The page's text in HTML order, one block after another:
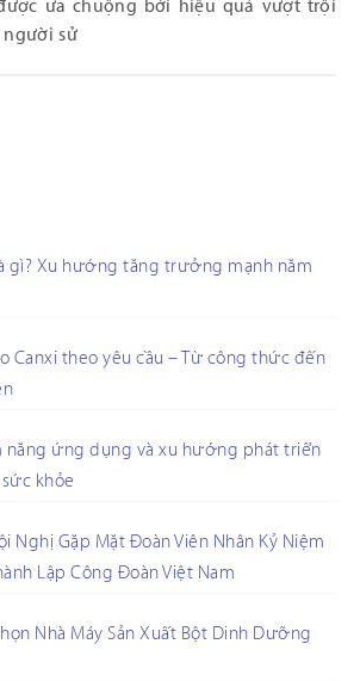
ưa chuộng bởi hiệu quả vượt trội
người sử
gì? Xu hướng tăng trưởng mạnh năm
Canxi theo yêu cầu – Từ công thức đến
năng ứng dụng và xu hướng phát triển
khỏe
Nghị Gặp Mặt Đoàn Viên Nhân Kỷ Niệm
Lập Công Đoàn Việt Nam
Nhà Máy Sản Xuất Bột Dinh Dưỡng